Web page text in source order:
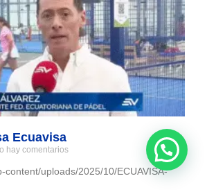
Ecuavisa
hay comentarios
content/uploads/2025/10/ECUAVISA-